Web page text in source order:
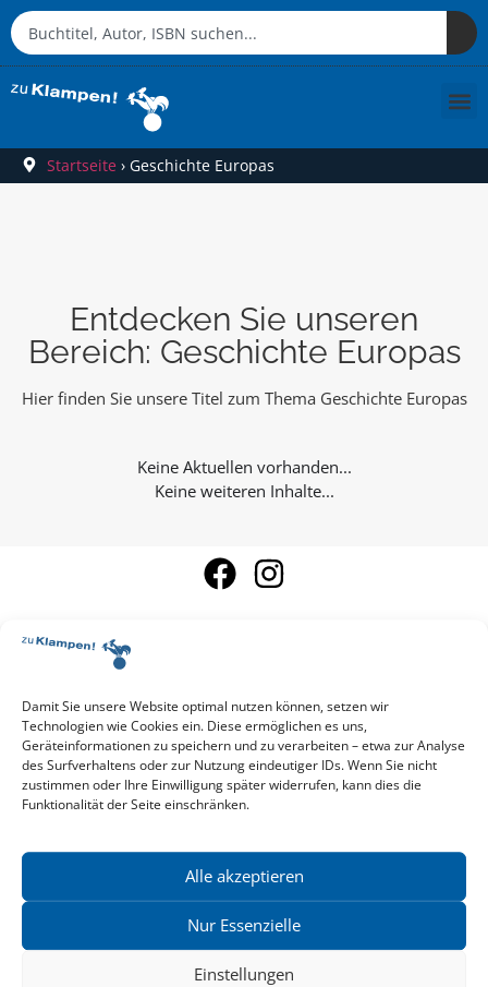
Damit Sie unsere Website optimal nutzen können, setzen wir
Technologien wie Cookies ein. Diese ermöglichen es uns,
Geräteinformationen zu speichern und zu verarbeiten – etwa zur Analyse
des Surfverhaltens oder zur Nutzung eindeutiger IDs. Wenn Sie nicht
zustimmen oder Ihre Einwilligung später widerrufen, kann dies die
Funktionalität der Seite einschränken.
Alle akzeptieren
Nur Essenzielle
Einstellungen
Startseite › Geschichte Europas
Entdecken Sie unseren
Bereich: Geschichte Europas
Hier finden Sie unsere Titel zum Thema Geschichte Europas
Keine weiteren Inhalte...
Aktuelle Vorschau
Entdecken Sie das aktuelle zu-Klampen!-Verlagsprogramm.
Hier finden Sie die Verlagsvorschau – einfach direkt online
reinlesen oder herunterladen.
Download: Vorschau zu Klampen! Herbst 2026
Mehr aktuelle Vorschauen ansehen
News zu aktuellen Neuheiten und Nachrichten im zu Klampen!
Verlag – jederzeit wieder abbestellbar.